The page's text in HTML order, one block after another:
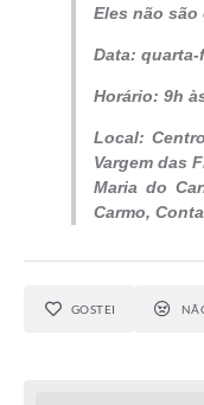
Eles não
Data: quarta-
Horário: 9h
Local:
Vargem das
Maria do
Carmo,
GOSTEI